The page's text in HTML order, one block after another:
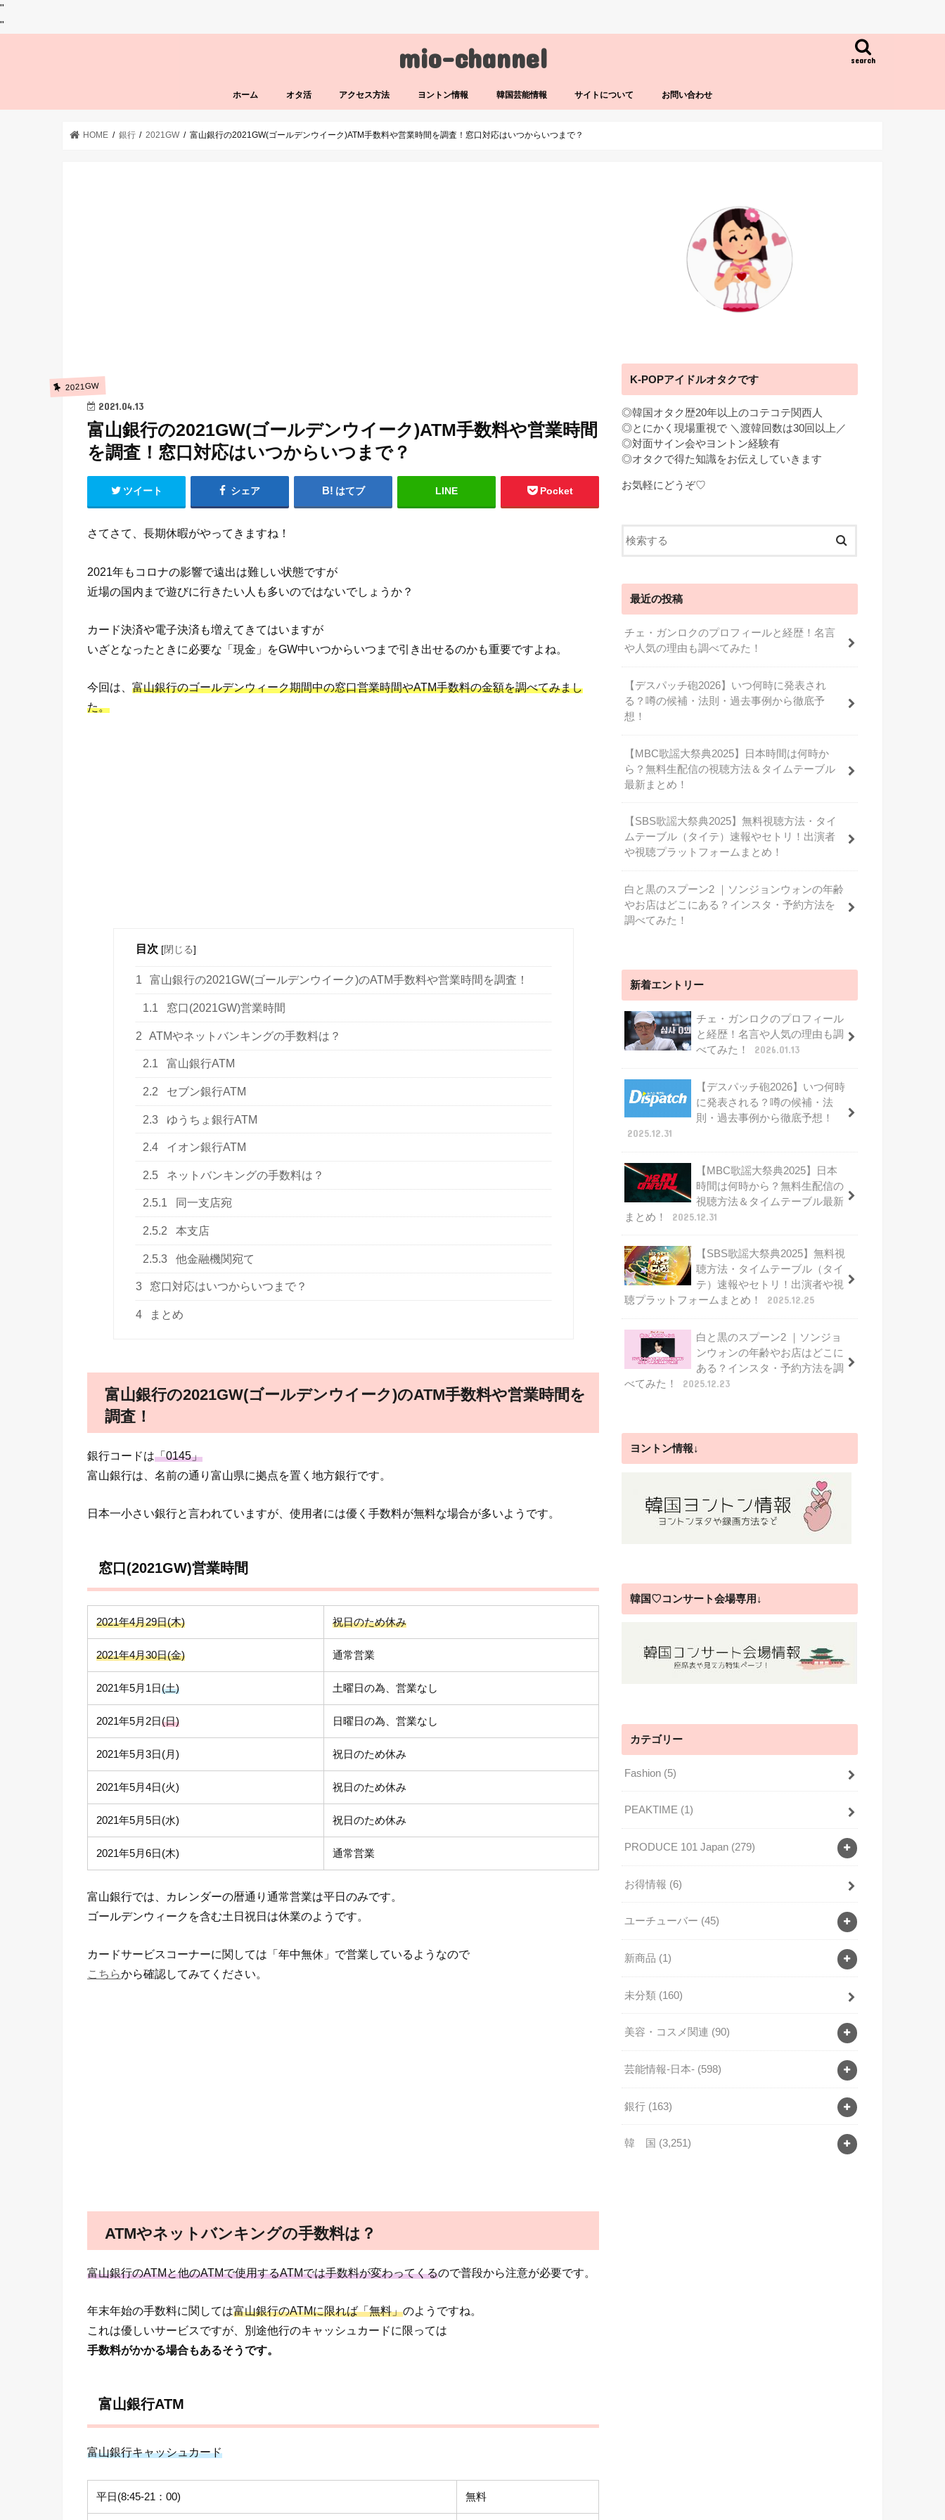
"
"
mio-channel search
ホーム オタ活 アクセス方法 ヨントン情報 韓国芸能情報 サイトについて お問い合わせ
HOME 銀行 2021GW 富山銀行の2021GW(ゴールデンウイーク)ATM手数料や営業時間を調査！窓口対応はいつからいつまで？
2021GW
2021.04.13
富山銀行の2021GW(ゴールデンウイーク)ATM手数料や営業時間
を調査！窓口対応はいつからいつまで？
ツイート シェア はてブ LINE Pocket
さてさて、長期休暇がやってきますね！
2021年もコロナの影響で遠出は難しい状態ですが
近場の国内まで遊びに行きたい人も多いのではないでしょうか？
カード決済や電子決済も増えてきてはいますが
いざとなったときに必要な「現金」をGW中いつからいつまで引き出せるのかも重要ですよね。
今回は、 富山銀行のゴールデンウィーク期間中の窓口営業時間やATM手数料の金額を調べてみまし
た。
目次 [閉じる]
1 富山銀行の2021GW(ゴールデンウイーク)のATM手数料や営業時間を調査！
1.1 窓口(2021GW)営業時間
2 ATMやネットバンキングの手数料は？
2.1 富山銀行ATM
2.2 セブン銀行ATM
2.3 ゆうちょ銀行ATM
2.4 イオン銀行ATM
2.5 ネットバンキングの手数料は？
2.5.1 同一支店宛
2.5.2 本支店
2.5.3 他金融機関宛て
3 窓口対応はいつからいつまで？
4 まとめ
富山銀行の2021GW(ゴールデンウイーク)のATM手数料や営業時間を
調査！
銀行コードは「0145」
富山銀行は、名前の通り富山県に拠点を置く地方銀行です。
日本一小さい銀行と言われていますが、使用者には優く手数料が無料な場合が多いようです。
窓口(2021GW)営業時間
2021年4月29日(木) 祝日のため休み
2021年4月30日(金) 通常営業
2021年5月1日(土) 土曜日の為、営業なし
2021年5月2日(日) 日曜日の為、営業なし
2021年5月3日(月) 祝日のため休み
2021年5月4日(火) 祝日のため休み
2021年5月5日(水) 祝日のため休み
2021年5月6日(木) 通常営業
富山銀行では、カレンダーの暦通り通常営業は平日のみです。
ゴールデンウィークを含む土日祝日は休業のようです。
カードサービスコーナーに関しては「年中無休」で営業しているようなので
こちらから確認してみてください。
ATMやネットバンキングの手数料は？
富山銀行のATMと他のATMで使用するATMでは手数料が変わってくるので普段から注意が必要です。
年末年始の手数料に関しては富山銀行のATMに限れば「無料」のようですね。
これは優しいサービスですが、別途他行のキャッシュカードに限っては
手数料がかかる場合もあるそうです。
富山銀行ATM
富山銀行キャッシュカード
平日(8:45-21：00) 無料
K-POPアイドルオタクです
◎韓国オタク歴20年以上のコテコテ関西人
◎とにかく現場重視で ＼渡韓回数は30回以上／
◎対面サイン会やヨントン経験有
◎オタクで得た知識をお伝えしていきます
お気軽にどうぞ♡
最近の投稿
チェ・ガンロクのプロフィールと経歴！名言
や人気の理由も調べてみた！
【デスパッチ砲2026】いつ何時に発表され
る？噂の候補・法則・過去事例から徹底予
想！
【MBC歌謡大祭典2025】日本時間は何時か
ら？無料生配信の視聴方法＆タイムテーブル
最新まとめ！
【SBS歌謡大祭典2025】無料視聴方法・タイ
ムテーブル（タイテ）速報やセトリ！出演者
や視聴プラットフォームまとめ！
白と黒のスプーン2 ｜ソンジョンウォンの年齢
やお店はどこにある？インスタ・予約方法を
調べてみた！
新着エントリー
チェ・ガンロクのプロフィール
と経歴！名言や人気の理由も調
べてみた！
2026.01.13
【デスパッチ砲2026】いつ何時
に発表される？噂の候補・法
則・過去事例から徹底予想！
2025.12.31
【MBC歌謡大祭典2025】日本
時間は何時から？無料生配信の
視聴方法＆タイムテーブル最新
まとめ！
2025.12.31
【SBS歌謡大祭典2025】無料視
聴方法・タイムテーブル（タイ
テ）速報やセトリ！出演者や視
聴プラットフォームまとめ！
2025.12.25
白と黒のスプーン2 ｜ソンジョ
ンウォンの年齢やお店はどこに
ある？インスタ・予約方法を調
べてみた！
2025.12.23
ヨントン情報↓
韓国♡コンサート会場専用↓
カテゴリー
Fashion (5)
PEAKTIME (1)
PRODUCE 101 Japan (279)
お得情報 (6)
ユーチューバー (45)
新商品 (1)
未分類 (160)
美容・コスメ関連 (90)
芸能情報-日本- (598)
銀行 (163)
韓 国 (3,251)